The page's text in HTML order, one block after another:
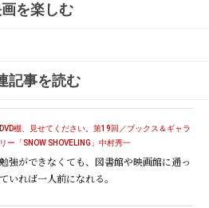
を楽しむ
記事を読む
DVD棚、見せてください。第19回／ブックス＆ギャラ
リー「SNOW SHOVELING」中村秀一
勉強ができなくても、図書館や映画館に通っ
ていれば一人前になれる。